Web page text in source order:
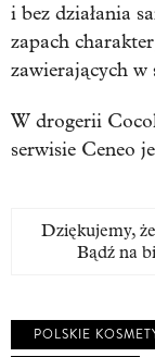
i bez działania
zapach
zawierających w
W drogerii
serwisie Ceneo
Dziękujemy,
Bądź na
POLSKIE